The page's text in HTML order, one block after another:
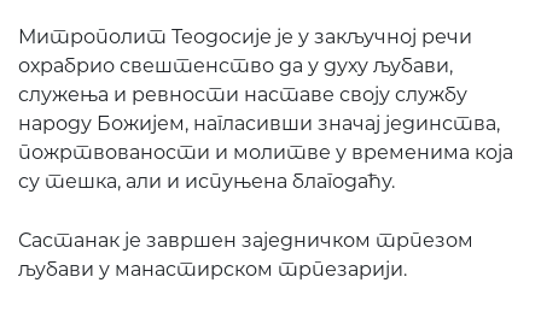
Митрополит Теодосије је у закључној речи
охрабрио свештенство да у духу љубави,
служења и ревности наставе своју службу
народу Божијем, нагласивши значај јединства,
пожртвованости и молитве у временима која
су тешка, али и испуњена благодаћу.
Састанак је завршен заједничком трпезом
љубави у манастирском трпезарији.